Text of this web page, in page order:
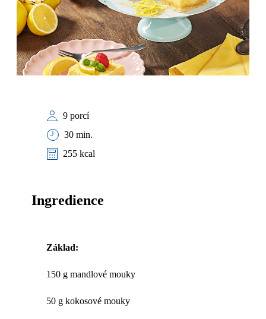
9 porcí
30 min.
255 kcal
Ingredience
Základ:
150 g mandlové mouky
50 g kokosové mouky